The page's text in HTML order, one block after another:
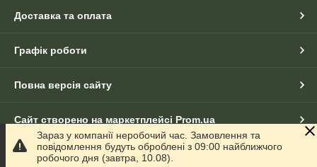
Доставка та оплата
Графік роботи
Повна версія сайту
Сайт створено на маркетплейсі Prom.ua
Політика конфіденційності
Зараз у компанії неробочий час. Замовлення та
повідомлення будуть оброблені з 09:00 найближчого
робочого дня (завтра, 10.08).